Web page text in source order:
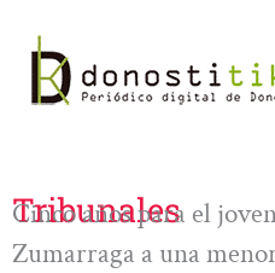
contenido
Tribunales
Cinco años para el
Zumarraga a una